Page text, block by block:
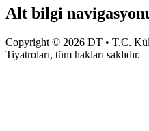
Alt bilgi
Copyright © 2026 DT • T.C.
Tiyatroları, tüm hakları saklıdır.